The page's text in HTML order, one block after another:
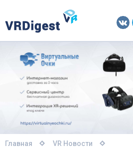
Главная
VR Новости